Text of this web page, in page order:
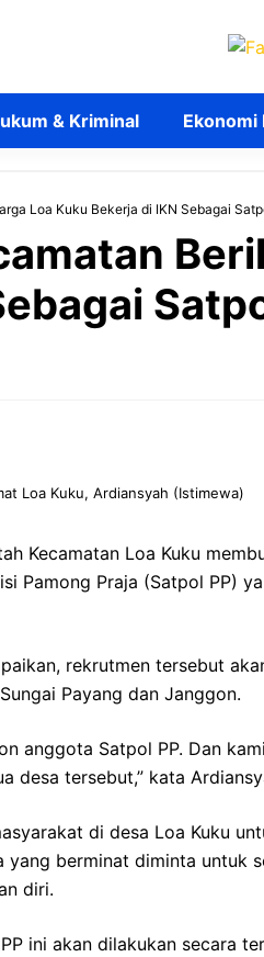
& Kriminal Ekonomi
Loa Kuku Bekerja di IKN Sebagai
Loa Kuku, Ardiansyah (Istimewa)
Kecamatan Loa Kuku
Pamong Praja (Satpol PP)
rekrutmen tersebut
Payang dan Janggon.
anggota Satpol PP. Dan
desa tersebut,” kata
di desa Loa Kuku
berminat diminta untuk
diri.
ini akan dilakukan secara